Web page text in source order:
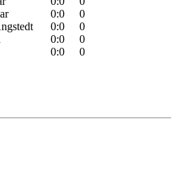
0:0
0
0:0
0
0:0
0
0:0 0